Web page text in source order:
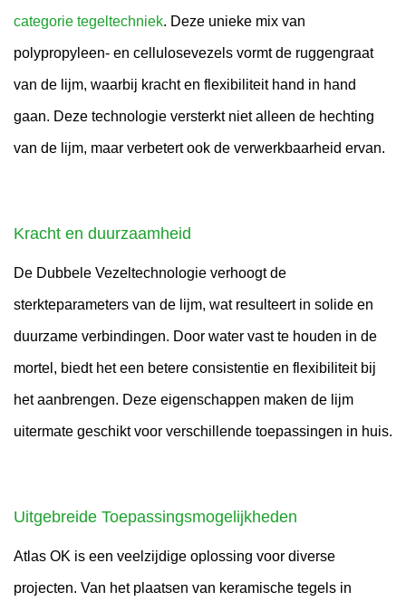
categorie tegeltechniek. Deze unieke mix van
polypropyleen- en cellulosevezels vormt de ruggengraat
van de lijm, waarbij kracht en flexibiliteit hand in hand
gaan. Deze technologie versterkt niet alleen de hechting
van de lijm, maar verbetert ook de verwerkbaarheid ervan.
Kracht en duurzaamheid
De Dubbele Vezeltechnologie verhoogt de
sterkteparameters van de lijm, wat resulteert in solide en
duurzame verbindingen. Door water vast te houden in de
mortel, biedt het een betere consistentie en flexibiliteit bij
het aanbrengen. Deze eigenschappen maken de lijm
uitermate geschikt voor verschillende toepassingen in huis.
Uitgebreide Toepassingsmogelijkheden
Atlas OK is een veelzijdige oplossing voor diverse
projecten. Van het plaatsen van keramische tegels in